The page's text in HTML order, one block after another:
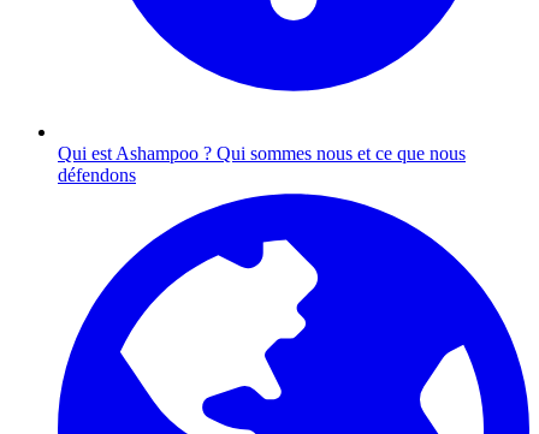
Qui est Ashampoo ? Qui sommes nous et ce que nous
défendons